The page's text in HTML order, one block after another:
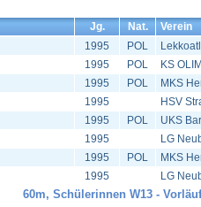
Jg. Nat.
Verein
1995 POL
1995 POL
KS
1995 POL
MKS
1995
HSV
1995 POL
UKS
1995
LG
1995 POL
MKS
1995 LG
60m, Schülerinnen W13 -